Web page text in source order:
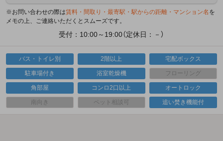
※お問い合わせの際は賃料・間取り・最寄駅・駅からの距離・マンション名 を
メモの上、ご連絡いただくとスムーズです。
受付：10:00～19:00（定休日：－）
バス・トイレ別 2階以上 宅配ボックス
駐車場付き 浴室乾燥機 フローリング
角部屋 コンロ2口以上 オートロック
南向き ペット相談可 追い焚き機能付